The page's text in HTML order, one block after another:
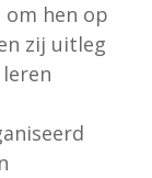
hen op
zij uitleg